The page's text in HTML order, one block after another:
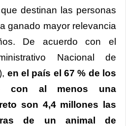
destinan las personas
ganado mayor relevancia
De acuerdo con el
Nacional de
en el país el 67 % de los
con al menos una
son 4,4 millones las
de un animal de